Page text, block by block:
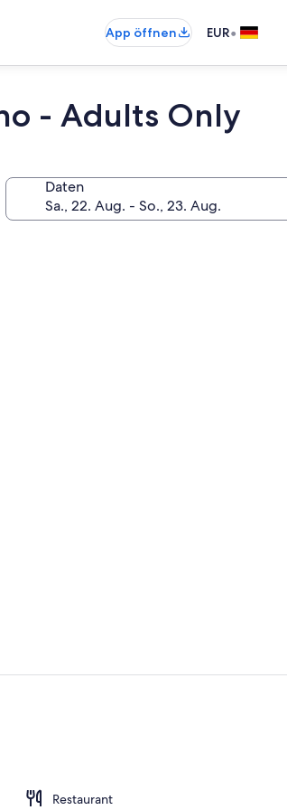
App öffnen EUR•
- Adults Only
Daten
Restaurant